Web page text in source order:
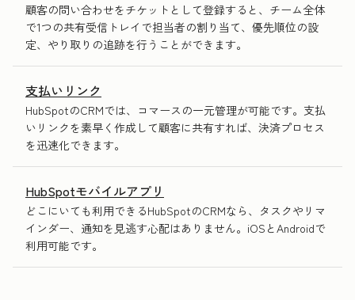
顧客の問い合わせをチケットとして登録すると、チーム全体
で1つの共有受信トレイで担当者の割り当て、優先順位の設
定、やり取りの追跡を行うことができます。
支払いリンク
HubSpotのCRMでは、コマースの一元管理が可能です。支払
いリンクを素早く作成して顧客に共有すれば、決済プロセス
を迅速化できます。
HubSpotモバイルアプリ
どこにいても利用できるHubSpotのCRMなら、タスクやリマ
インダー、通知を見逃す心配はありません。iOSとAndroidで
利用可能です。